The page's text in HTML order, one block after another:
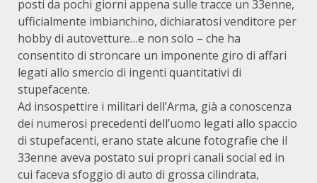
posti da pochi giorni appena sulle tracce un 33enne,
ufficialmente imbianchino, dichiaratosi venditore per
hobby di autovetture…e non solo – che ha
consentito di stroncare un imponente giro di affari
legati allo smercio di ingenti quantitativi di
stupefacente.
Ad insospettire i militari dell’Arma, già a conoscenza
dei numerosi precedenti dell’uomo legati allo spaccio
di stupefacenti, erano state alcune fotografie che il
33enne aveva postato sui propri canali social ed in
cui faceva sfoggio di auto di grossa cilindrata,